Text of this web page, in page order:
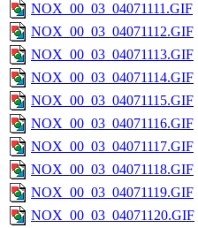
NOX_00_03_04071111.GIF
NOX_00_03_04071112.GIF
NOX_00_03_04071113.GIF
NOX_00_03_04071114.GIF
NOX_00_03_04071115.GIF
NOX_00_03_04071116.GIF
NOX_00_03_04071117.GIF
NOX_00_03_04071118.GIF
NOX_00_03_04071119.GIF
NOX_00_03_04071120.GIF